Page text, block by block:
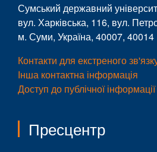
Сумський державний
вул. Харківська, 116, вул.
м. Суми, Україна, 40007, 40014
Контакти для екстреного
Інша контактна інформація
Доступ до публічної інформації
Пресцентр